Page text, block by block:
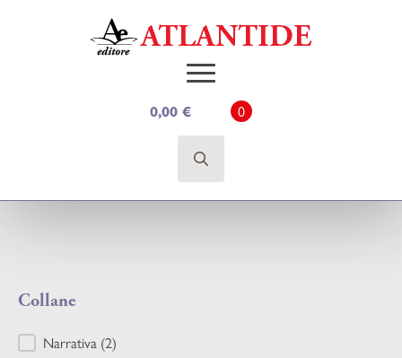
0,00 € 0
Collane
CollaneNarrativa (2)